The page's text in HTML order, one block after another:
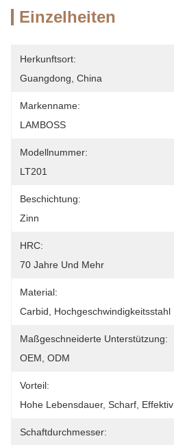
Einzelheiten
Herkunftsort:
Guangdong, China
Markenname:
LAMBOSS
Modellnummer:
LT201
Beschichtung:
Zinn
HRC:
70 Jahre Und Mehr
Material:
Carbid, Hochgeschwindigkeitsstahl
Maßgeschneiderte Unterstützung:
OEM, ODM
Vorteil:
Hohe Lebensdauer, Scharf, Effektiv
Schaftdurchmesser: